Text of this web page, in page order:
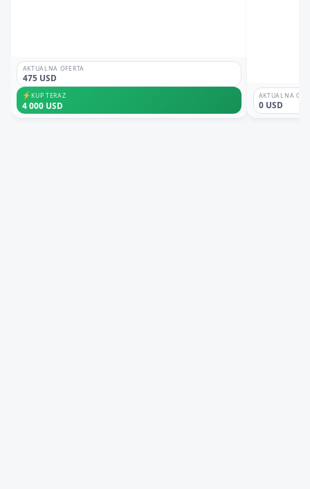
AKTUALNA OFERTA
475 USD
⚡KUP TERAZ
4 000 USD
AKTUALNA
0 USD